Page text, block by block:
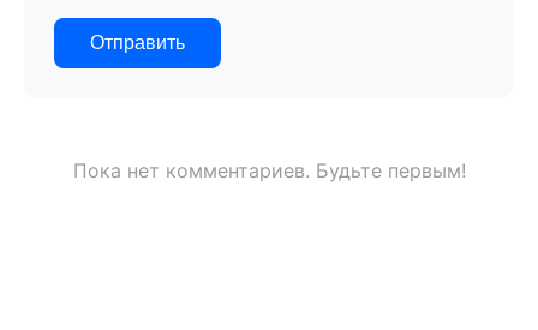
Отправить
Пока нет комментариев. Будьте первым!